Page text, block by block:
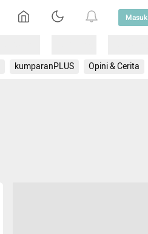
Masuk
kumparanPLUS Opini & Cerita